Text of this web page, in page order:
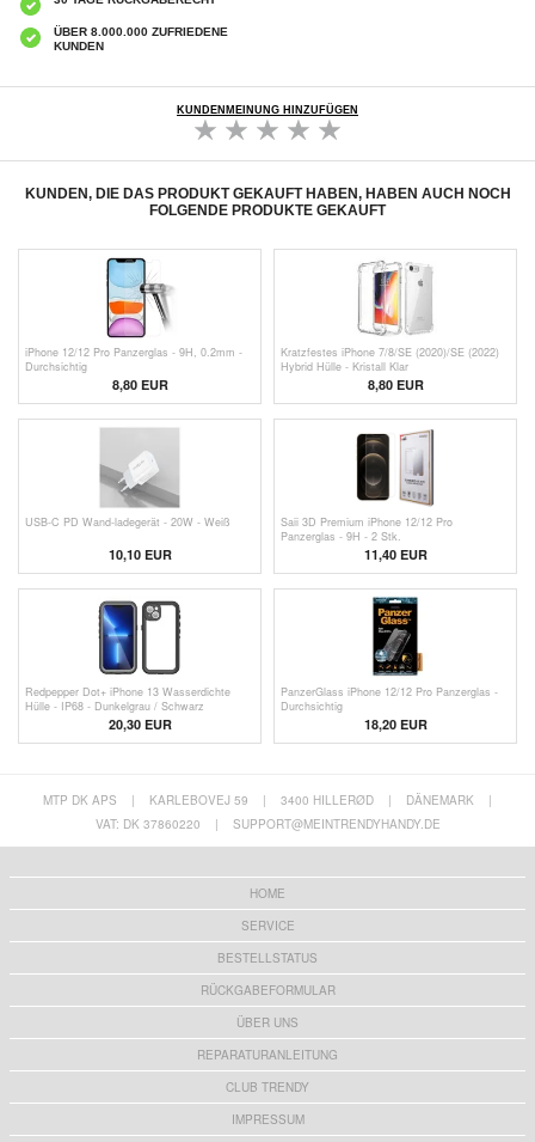
ÜBER 8.000.000 ZUFRIEDENE
KUNDEN
KUNDENMEINUNG HINZUFÜGEN
KUNDEN, DIE DAS PRODUKT GEKAUFT HABEN, HABEN AUCH NOCH
FOLGENDE PRODUKTE GEKAUFT
iPhone 12/12 Pro Panzerglas - 9H, 0.2mm -
Durchsichtig
8,80 EUR
Kratzfestes iPhone 7/8/SE (2020)/SE (2022)
Hybrid Hülle - Kristall Klar
8,80 EUR
USB-C PD Wand-ladegerät - 20W - Weiß
10,10 EUR
Saii 3D Premium iPhone 12/12 Pro
Panzerglas - 9H - 2 Stk.
11,40 EUR
Redpepper Dot+ iPhone 13 Wasserdichte
Hülle - IP68 - Dunkelgrau / Schwarz
20,30 EUR
PanzerGlass iPhone 12/12 Pro Panzerglas -
Durchsichtig
18,20 EUR
MTP DK APS | KARLEBOVEJ 59 | 3400 HILLERØD | DÄNEMARK
|
VAT: DK 37860220
| SUPPORT@MEINTRENDYHANDY.DE
HOME
SERVICE
BESTELLSTATUS
RÜCKGABEFORMULAR
ÜBER UNS
REPARATURANLEITUNG
CLUB TRENDY
IMPRESSUM